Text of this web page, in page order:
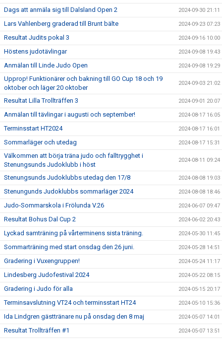
Dags att anmäla sig till Dalsland Open 2 2024-09-30 21:11
Lars Vahlenberg graderad till Brunt bälte 2024-09-23 07:23
Resultat Judits pokal 3 2024-09-16 10:00
Höstens judotävlingar 2024-09-08 19:43
Anmälan till Linde Judo Open 2024-09-08 19:29
Upprop! Funktionärer och bakning till GO Cup 18 och 19
oktober och läger 20 oktober
2024-09-03 21:02
Resultat Lilla Trollträffen 3 2024-09-01 20:07
Anmälan till tävlingar i augusti och september! 2024-08-17 16:05
Terminsstart HT2024 2024-08-17 16:01
Sommarläger och utedag 2024-08-17 15:31
Välkommen att börja träna judo och falltrygghet i
Stenungsunds Judoklubb i höst
2024-08-11 09:24
Stenungsunds Judoklubbs utedag den 17/8 2024-08-08 19:03
Stenungunds Judoklubbs sommarläger 2024 2024-08-08 18:46
Judo-Sommarskola i Frölunda V.26 2024-06-07 09:47
Resultat Bohus Dal Cup 2 2024-06-02 20:43
Lyckad samträning på vårterminens sista träning. 2024-05-30 11:45
Sommarträning med start onsdag den 26 juni. 2024-05-28 14:51
Gradering i Vuxengruppen! 2024-05-24 11:17
Lindesberg Judofestival 2024 2024-05-22 08:15
Gradering i Judo för alla 2024-05-15 20:17
Terminsavslutning VT24 och terminsstart HT24 2024-05-10 15:36
Ida Lindgren gästtränare nu på onsdag den 8 maj 2024-05-07 14:01
Resultat Trollträffen #1 2024-05-07 13:51